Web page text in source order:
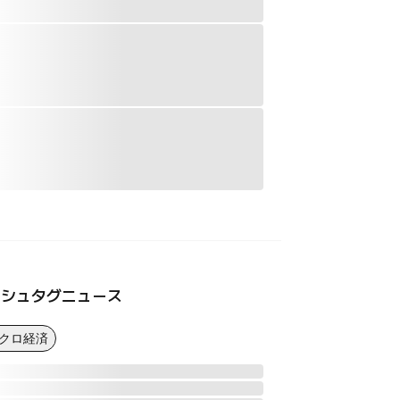
ュタグニュース
ロ経済